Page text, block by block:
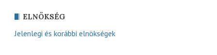
ELNÖKSÉG
Jelenlegi és korábbi elnökségek